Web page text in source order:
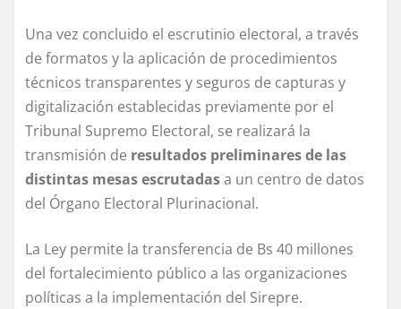
Una vez concluido el escrutinio electoral, a través
de formatos y la aplicación de procedimientos
técnicos transparentes y seguros de capturas y
digitalización establecidas previamente por el
Tribunal Supremo Electoral, se realizará la
transmisión de resultados preliminares de las
distintas mesas escrutadasa un centro de datos
del Órgano Electoral Plurinacional.
La Ley permite la transferencia de Bs 40 millones
del fortalecimiento público a las organizaciones
políticas a la implementación del Sirepre.